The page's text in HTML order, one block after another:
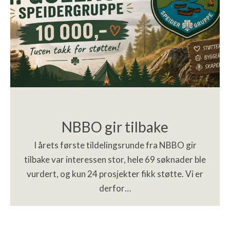
NBBO gir tilbake
I årets første tildelingsrunde fra NBBO gir
tilbake var interessen stor, hele 69 søknader ble
vurdert, og kun 24 prosjekter fikk støtte. Vi er
derfor…